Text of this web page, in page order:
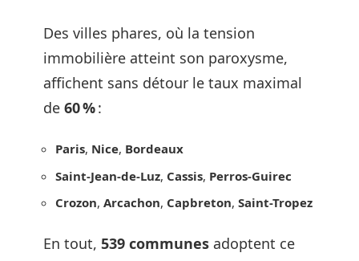
Des villes phares, où la tension
immobilière atteint son paroxysme,
affichent sans détour le taux maximal
de 60 %:
Paris, Nice, Bordeaux
Saint-Jean-de-Luz, Cassis, Perros-Guirec
Crozon, Arcachon, Capbreton, Saint-Tropez
En tout, 539 communes adoptent ce